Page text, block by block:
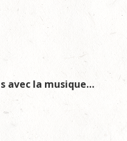
avec la musique…